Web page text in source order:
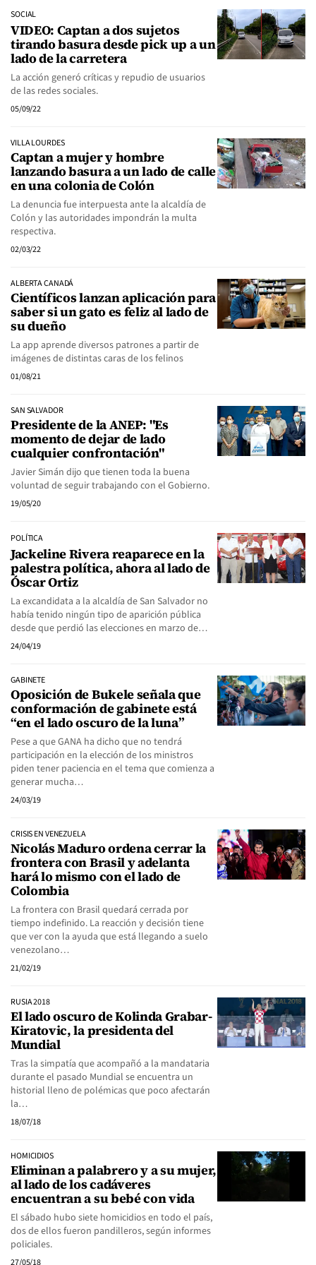
SOCIAL
VIDEO: Captan a dos sujetos
tirando basura desde pick up a un
lado de la carretera
La acción generó críticas y repudio de usuarios
de las redes sociales.
05/09/22
VILLA LOURDES
Captan a mujer y hombre
lanzando basura a un lado de calle
en una colonia de Colón
La denuncia fue interpuesta ante la alcaldía de
Colón y las autoridades impondrán la multa
respectiva.
02/03/22
ALBERTA CANADÁ
Científicos lanzan aplicación para
saber si un gato es feliz al lado de
su dueño
La app aprende diversos patrones a partir de
imágenes de distintas caras de los felinos
01/08/21
SAN SALVADOR
Presidente de la ANEP: "Es
momento de dejar de lado
cualquier confrontación"
Javier Simán dijo que tienen toda la buena
voluntad de seguir trabajando con el Gobierno.
19/05/20
POLÍTICA
Jackeline Rivera reaparece en la
palestra política, ahora al lado de
Óscar Ortiz
La excandidata a la alcaldía de San Salvador no
había tenido ningún tipo de aparición pública
desde que perdió las elecciones en marzo de…
24/04/19
GABINETE
Oposición de Bukele señala que
conformación de gabinete está
“en el lado oscuro de la luna”
Pese a que GANA ha dicho que no tendrá
participación en la elección de los ministros
piden tener paciencia en el tema que comienza a
generar mucha…
24/03/19
CRISIS EN VENEZUELA
Nicolás Maduro ordena cerrar la
frontera con Brasil y adelanta
hará lo mismo con el lado de
Colombia
La frontera con Brasil quedará cerrada por
tiempo indefinido. La reacción y decisión tiene
que ver con la ayuda que está llegando a suelo
venezolano…
21/02/19
RUSIA 2018
El lado oscuro de Kolinda Grabar-
Kiratovic, la presidenta del
Mundial
Tras la simpatía que acompañó a la mandataria
durante el pasado Mundial se encuentra un
historial lleno de polémicas que poco afectarán
la…
18/07/18
HOMICIDIOS
Eliminan a palabrero y a su mujer,
al lado de los cadáveres
encuentran a su bebé con vida
El sábado hubo siete homicidios en todo el país,
dos de ellos fueron pandilleros, según informes
policiales.
27/05/18